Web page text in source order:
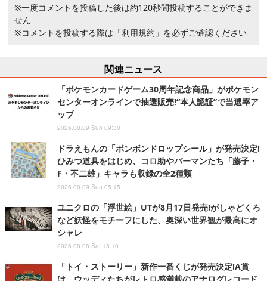
※一度コメントを投稿した後は約120秒間投稿することができま
せん
※コメントを投稿する際は 「利用規約」 を必ずご確認ください
関連ニュース
「ポケモンカードゲーム30周年記念商品」がポケモン
センターオンラインで抽選販売!“本人認証”で当選率ア
ップ
2026.08.09 Sun 09:30
ドラえもんの「ボンボンドロップシール」が発売決定!
ひみつ道具をはじめ、コロ助やパーマンたち「藤子・
F・不二雄」キャラも収録の全2種類
2026.08.09 Sun 05:15
ユニクロの「浮世絵」UTが8月17日発売!がしゃどくろ
など妖怪をモチーフにした、奥深い世界観が最高にオ
シャレ
2026.08.08 Sat 15:10
「トイ・ストーリー」新作一番くじが発売決定!A賞
は、ウッディたちがレトロ感満載のアナログレコード